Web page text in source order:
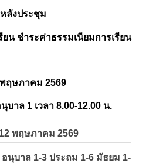
ลังประชุม
น ชำระค่าธรรมเนียมการเรียน
ฤษภาคม 2569
บาล 1 เวลา 8.00-12.00 น.
พฤษภาคม 2569
นุบาล 1-3 ประถม 1-6 มัธยม 1-